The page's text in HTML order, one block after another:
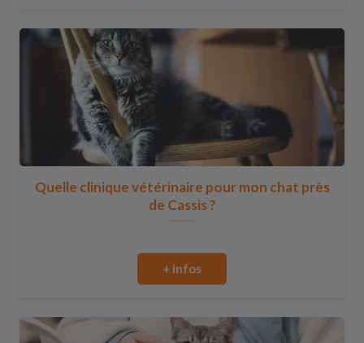
Quelle clinique vétérinaire pour mon chat près
de Cassis ?
+ infos